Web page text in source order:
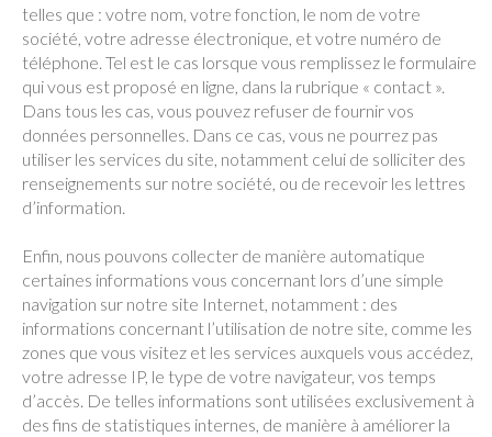
telles que : votre nom, votre fonction, le nom de votre
société, votre adresse électronique, et votre numéro de
téléphone. Tel est le cas lorsque vous remplissez le formulaire
qui vous est proposé en ligne, dans la rubrique « contact ».
Dans tous les cas, vous pouvez refuser de fournir vos
données personnelles. Dans ce cas, vous ne pourrez pas
utiliser les services du site, notamment celui de solliciter des
renseignements sur notre société, ou de recevoir les lettres
d’information.
Enfin, nous pouvons collecter de manière automatique
certaines informations vous concernant lors d’une simple
navigation sur notre site Internet, notamment : des
informations concernant l’utilisation de notre site, comme les
zones que vous visitez et les services auxquels vous accédez,
votre adresse IP, le type de votre navigateur, vos temps
d’accès. De telles informations sont utilisées exclusivement à
des fins de statistiques internes, de manière à améliorer la